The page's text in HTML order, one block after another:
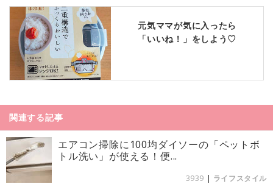
元気ママが気に入ったら
「いいね！」をしよう♡
関連する記事
エアコン掃除に100均ダイソーの「ペットボ
トル洗い」が使える！便...
3939 | ライフスタイル